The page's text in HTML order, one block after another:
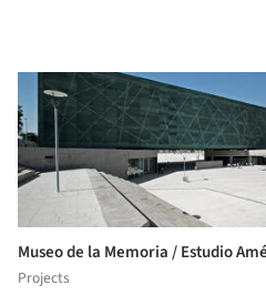
Museo de la Memoria / Estudio
Projects